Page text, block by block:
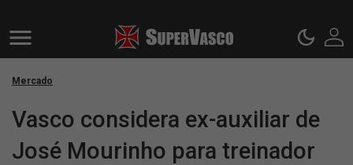
Mercado
Vasco considera ex-auxiliar de
José Mourinho para treinador